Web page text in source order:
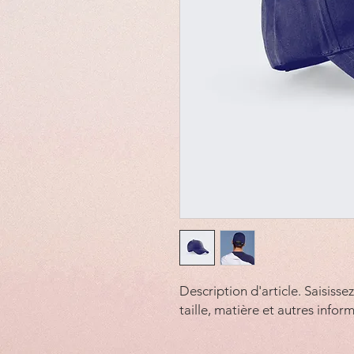
Description d'article.
taille, matière et autres